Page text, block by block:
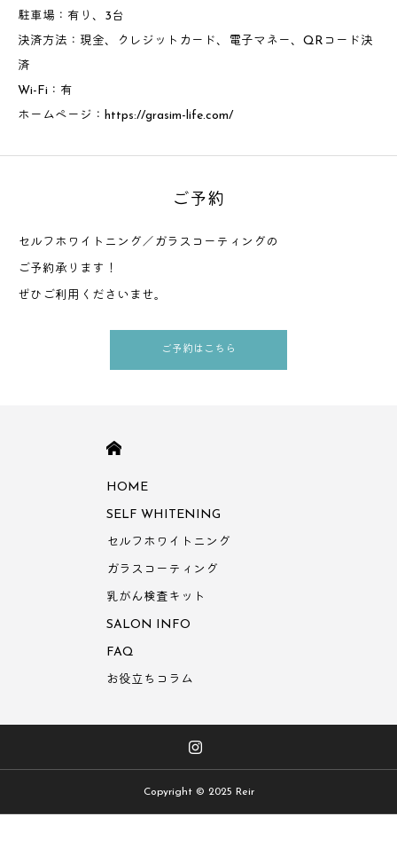
駐車場：有り、3台
決済方法：現金、クレジットカード、電子マネー、QRコード決
済
Wi-Fi：有
ホームページ： https://grasim-life.com/
ご予約
セルフホワイトニング／ガラスコーティングの
ご予約承ります！
ぜひご利用くださいませ。
ご予約はこちら
HOME
SELF WHITENING
セルフホワイトニング
ガラスコーティング
乳がん検査キット
SALON INFO
FAQ
お役立ちコラム
Copyright © 2025 Reir